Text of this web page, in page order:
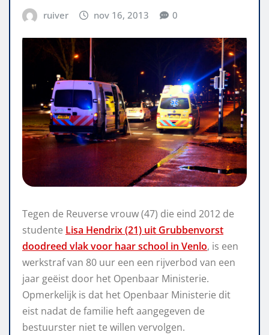
ruiver nov 16, 2013 0
Tegen de Reuverse vrouw (47) die eind 2012 de
studente Lisa Hendrix (21) uit Grubbenvorst
doodreed vlak voor haar school in Venlo, is een
werkstraf van 80 uur een een rijverbod van een
jaar geëist door het Openbaar Ministerie.
Opmerkelijk is dat het Openbaar Ministerie dit
eist nadat de familie heft aangegeven de
bestuurster niet te willen vervolgen.